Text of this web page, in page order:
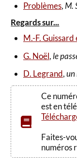
Problèmes, M.
Regards sur...
M.-F. Guissard
G. Noël, le
D. Legrand,un
Ce
est en
Faites-
numéros